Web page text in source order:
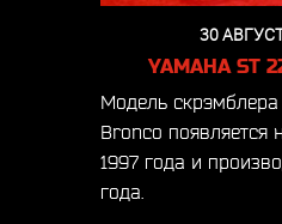
30
YAMAHA ST
Модель скрэмблера
Bronco появляется
1997 года и
года.